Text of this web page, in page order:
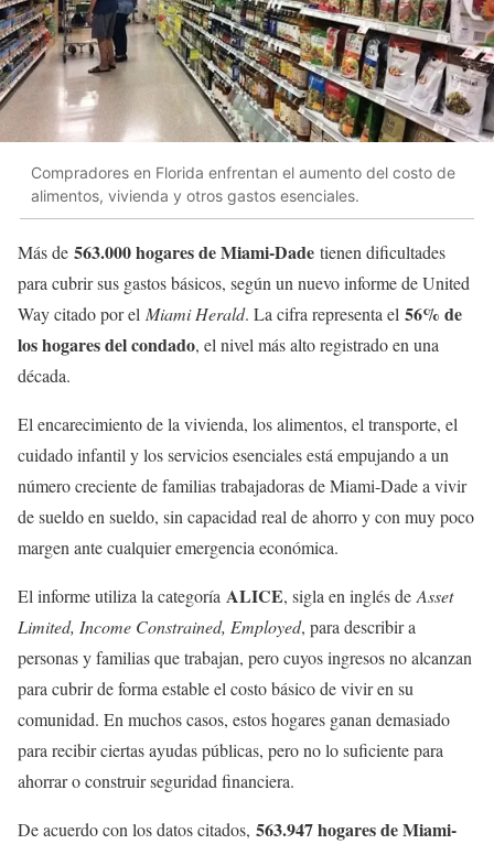
Compradores en Florida enfrentan el aumento del costo de
alimentos, vivienda y otros gastos esenciales.
Más de 563.000 hogares de Miami-Dade tienen dificultades
para cubrir sus gastos básicos, según un nuevo informe de United
Way citado por el Miami Herald. La cifra representa el 56% de
los hogares del condado, el nivel más alto registrado en una
década.
El encarecimiento de la vivienda, los alimentos, el transporte, el
cuidado infantil y los servicios esenciales está empujando a un
número creciente de familias trabajadoras de Miami-Dade a vivir
de sueldo en sueldo, sin capacidad real de ahorro y con muy poco
margen ante cualquier emergencia económica.
El informe utiliza la categoría ALICE, sigla en inglés deAsset
Limited, Income Constrained, Employed, para describir a
personas y familias que trabajan, pero cuyos ingresos no alcanzan
para cubrir de forma estable el costo básico de vivir en su
comunidad. En muchos casos, estos hogares ganan demasiado
para recibir ciertas ayudas públicas, pero no lo suficiente para
ahorrar o construir seguridad financiera.
De acuerdo con los datos citados, 563.947 hogares de Miami-